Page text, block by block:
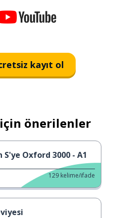
kayıt ol
önerilenler
S'ye Oxford 3000 - A1
129 kelime/ifade